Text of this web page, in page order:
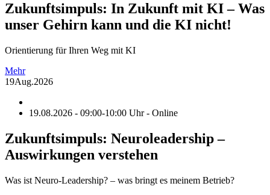
Zukunftsimpuls: In Zukunft mit KI – Was
unser Gehirn kann und die KI nicht!
Orientierung für Ihren Weg mit KI
Mehr
19Aug.2026
19.08.2026 - 09:00-10:00 Uhr - Online
Zukunftsimpuls: Neuroleadership –
Auswirkungen verstehen
Was ist Neuro-Leadership? – was bringt es meinem Betrieb?